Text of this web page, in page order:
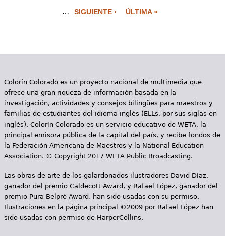
i
a
s
… SIGUIENTE › ÚLTIMA »
Colorín Colorado es un proyecto nacional de multimedia que
ofrece una gran riqueza de información basada en la
investigación, actividades y consejos bilingües para maestros y
familias de estudiantes del idioma inglés (ELLs, por sus siglas en
inglés). Colorín Colorado es un servicio educativo de WETA, la
principal emisora pública de la capital del país, y recibe fondos de
la Federación Americana de Maestros y la National Education
Association. © Copyright 2017 WETA Public Broadcasting.
Las obras de arte de los galardonados ilustradores David Díaz,
ganador del premio Caldecott Award, y Rafael López, ganador del
premio Pura Belpré Award, han sido usadas con su permiso.
Ilustraciones en la página principal ©2009 por Rafael López han
sido usadas con permiso de HarperCollins.